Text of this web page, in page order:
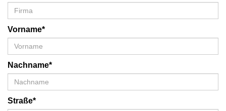
Vorname*
Nachname*
Straße*